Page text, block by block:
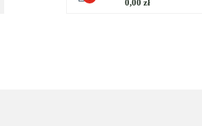
0,00 zł